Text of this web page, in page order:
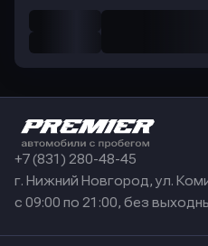
+7 (831) 280-48-45
г. Нижний Новгород, ул.
с 09:00 по 21:00, без